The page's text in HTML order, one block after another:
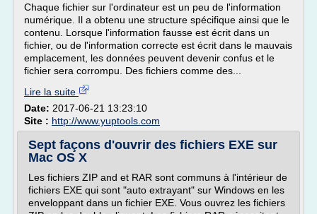
Chaque fichier sur l'ordinateur est un peu de l'information
numérique. Il a obtenu une structure spécifique ainsi que le
contenu. Lorsque l'information fausse est écrit dans un
fichier, ou de l'information correcte est écrit dans le mauvais
emplacement, les données peuvent devenir confus et le
fichier sera corrompu. Des fichiers comme des...
Lire la suite
Date: 2017-06-21 13:23:10
Site : http://www.yuptools.com
Sept façons d'ouvrir des fichiers EXE sur
Mac OS X
Les fichiers ZIP and et RAR sont communs à l'intérieur de
fichiers EXE qui sont "auto extrayant" sur Windows en les
enveloppant dans un fichier EXE. Vous ouvrez les fichiers